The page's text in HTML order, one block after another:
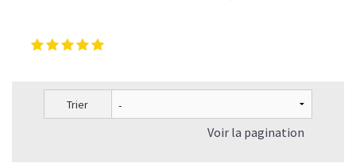
Trier
Voir la pagination